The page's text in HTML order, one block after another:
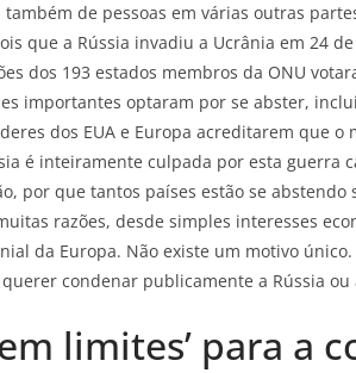
também de pessoas em várias outras
que a Rússia invadiu a Ucrânia em 24
dos 193 estados membros da ONU
importantes optaram por se abster,
dos EUA e Europa acreditarem que
é inteiramente culpada por esta guerra
por que tantos países estão se abstendo
razões, desde simples interesses
da Europa. Não existe um motivo
querer condenar publicamente a Rússia
limites’ para a